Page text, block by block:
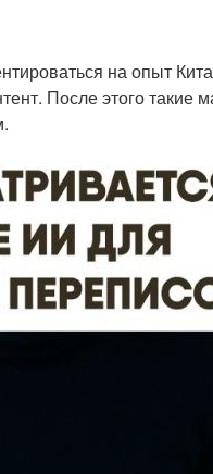
на опыт
После этого